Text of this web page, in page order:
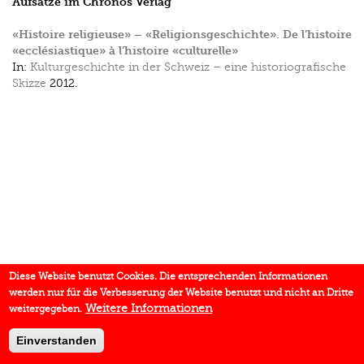
«Histoire religieuse» – «Religionsgeschichte». De l’histoire
«ecclésiastique» à l’histoire «culturelle»
In: Kulturgeschichte in der Schweiz – eine historiografische
Skizze 2012.
Diese Website benutzt Cookies. Die entsprechenden Informationen
werden nur für die Verbesserung der Website benutzt und nicht an Dritte
weitergegeben. Weitere Informationen
Einverstanden